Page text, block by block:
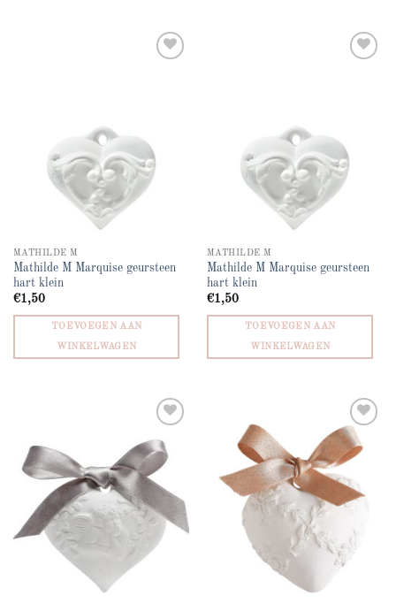
MATHILDE M
Mathilde M Marquise geursteen
hart klein
€1,50
TOEVOEGEN AAN
WINKELWAGEN
MATHILDE M
Mathilde M Marquise geursteen
hart klein
€1,50
TOEVOEGEN AAN
WINKELWAGEN
Add to
wishlist
Add to
wishlist